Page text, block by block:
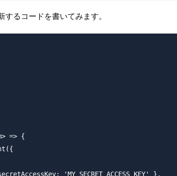
るコードを書いてみます。
=> {
'MY_SECRET_ACCESS_KEY' },